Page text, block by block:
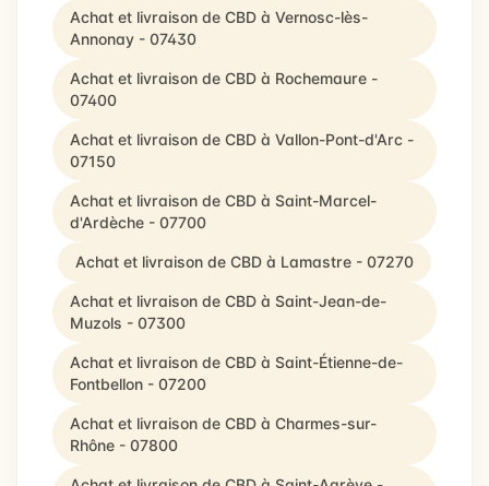
Achat et livraison de CBD à Vernosc-lès-
Annonay - 07430
Achat et livraison de CBD à Rochemaure -
07400
Achat et livraison de CBD à Vallon-Pont-d'Arc -
07150
Achat et livraison de CBD à Saint-Marcel-
d'Ardèche - 07700
Achat et livraison de CBD à Lamastre - 07270
Achat et livraison de CBD à Saint-Jean-de-
Muzols - 07300
Achat et livraison de CBD à Saint-Étienne-de-
Fontbellon - 07200
Achat et livraison de CBD à Charmes-sur-
Rhône - 07800